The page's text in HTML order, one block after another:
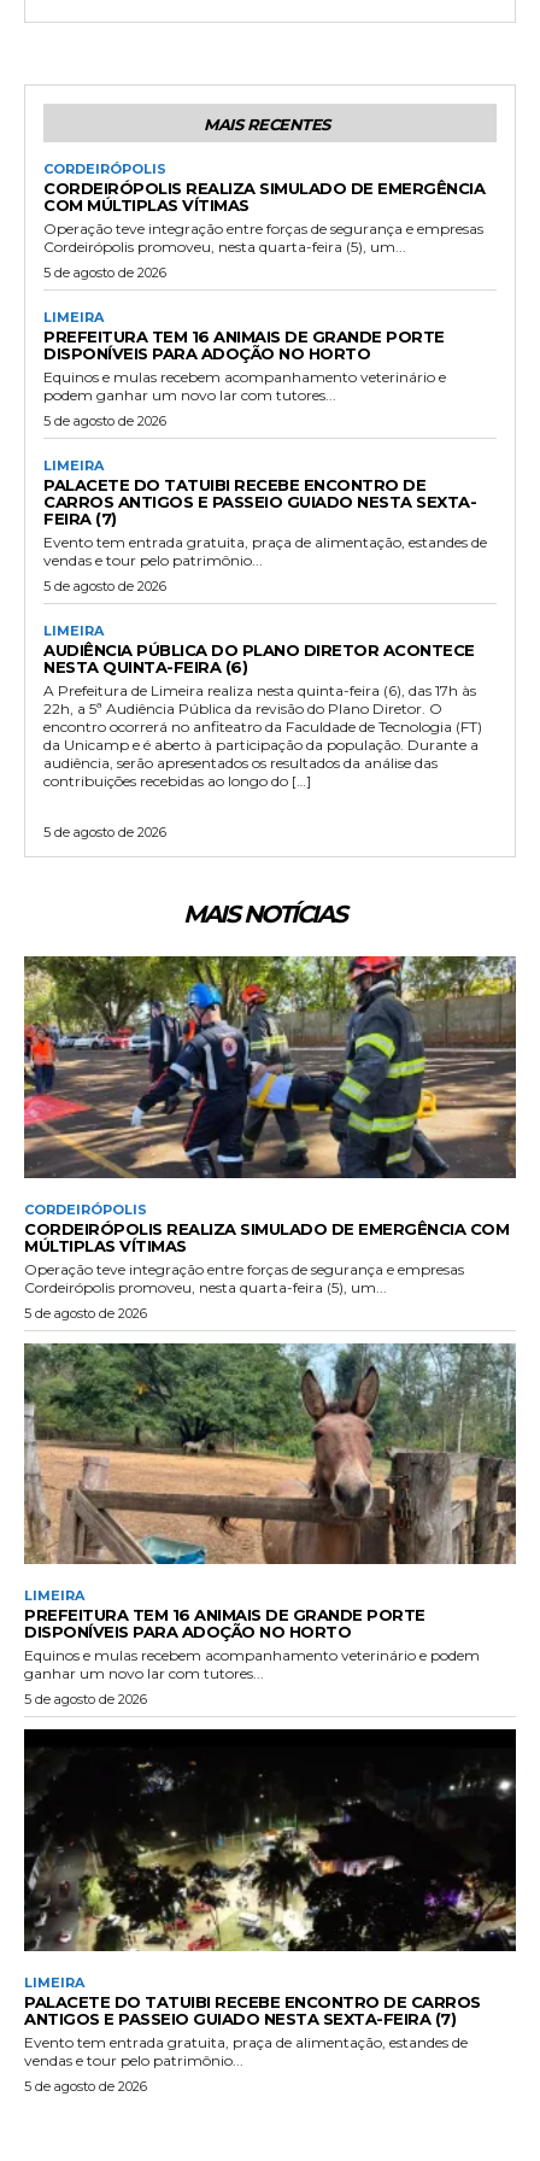
MAIS RECENTES
CORDEIRÓPOLIS
CORDEIRÓPOLIS REALIZA SIMULADO DE EMERGÊNCIA
COM MÚLTIPLAS VÍTIMAS
Operação teve integração entre forças de segurança e empresas
Cordeirópolis promoveu, nesta quarta-feira (5), um...
5 de agosto de 2026
LIMEIRA
PREFEITURA TEM 16 ANIMAIS DE GRANDE PORTE
DISPONÍVEIS PARA ADOÇÃO NO HORTO
Equinos e mulas recebem acompanhamento veterinário e
podem ganhar um novo lar com tutores...
5 de agosto de 2026
LIMEIRA
PALACETE DO TATUIBI RECEBE ENCONTRO DE
CARROS ANTIGOS E PASSEIO GUIADO NESTA SEXTA-
FEIRA (7)
Evento tem entrada gratuita, praça de alimentação, estandes de
vendas e tour pelo patrimônio...
5 de agosto de 2026
LIMEIRA
AUDIÊNCIA PÚBLICA DO PLANO DIRETOR ACONTECE
NESTA QUINTA-FEIRA (6)
A Prefeitura de Limeira realiza nesta quinta-feira (6), das 17h às
22h, a 5ª Audiência Pública da revisão do Plano Diretor. O
encontro ocorrerá no anfiteatro da Faculdade de Tecnologia (FT)
da Unicamp e é aberto à participação da população. Durante a
audiência, serão apresentados os resultados da análise das
contribuições recebidas ao longo do […]
5 de agosto de 2026
MAIS NOTÍCIAS
CORDEIRÓPOLIS
CORDEIRÓPOLIS REALIZA SIMULADO DE EMERGÊNCIA COM
MÚLTIPLAS VÍTIMAS
Operação teve integração entre forças de segurança e empresas
Cordeirópolis promoveu, nesta quarta-feira (5), um...
5 de agosto de 2026
LIMEIRA
PREFEITURA TEM 16 ANIMAIS DE GRANDE PORTE
DISPONÍVEIS PARA ADOÇÃO NO HORTO
Equinos e mulas recebem acompanhamento veterinário e podem
ganhar um novo lar com tutores...
5 de agosto de 2026
LIMEIRA
PALACETE DO TATUIBI RECEBE ENCONTRO DE CARROS
ANTIGOS E PASSEIO GUIADO NESTA SEXTA-FEIRA (7)
Evento tem entrada gratuita, praça de alimentação, estandes de
vendas e tour pelo patrimônio...
5 de agosto de 2026